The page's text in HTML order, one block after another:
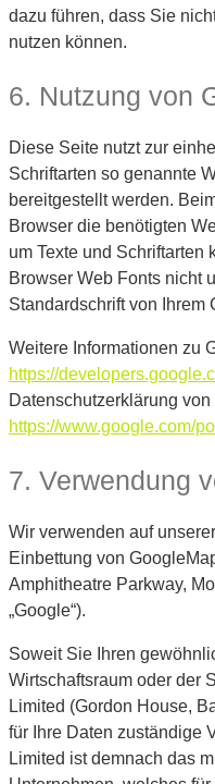
dazu führen, dass Sie
nutzen können.
6. Nutzung von
Diese Seite nutzt zur
Schriftarten so genannte
bereitgestellt werden.
Browser die benötigten
um Texte und Schriftarten
Browser Web Fonts nicht
Standardschrift von Ihrem
Weitere Informationen zu
https://
Datenschutzerklärung von
https://www.google.com/
7. Verwendung
Wir verwenden auf
Einbettung von
Amphitheatre Parkway,
„Google“).
Soweit Sie Ihren
Wirtschaftsraum oder der
Limited (Gordon House,
für Ihre Daten zuständige
Limited ist demnach das